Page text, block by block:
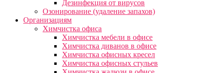
Дезинфекция от вирусов
Озонирование (удаление запахов)
Организациям
Химчистка офиса
Химчистка мебели в офисе
Химчистка диванов в офисе
Химчистка офисных кресел
Химчистка офисных стульев